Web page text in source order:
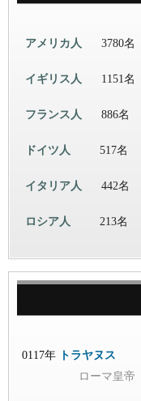
アメリカ人 3780名
イギリス人 1151名
フランス人 886名
ドイツ人 517名
イタリア人 442名
ロシア人 213名
0117年
トラヤヌス
ローマ皇帝